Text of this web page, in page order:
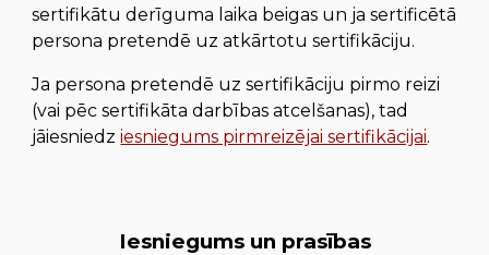
sertifikātu derīguma laika beigas un ja sertificētā
persona pretendē uz atkārtotu sertifikāciju.
Ja persona pretendē uz sertifikāciju pirmo reizi
(vai pēc sertifikāta darbības atcelšanas), tad
jāiesniedziesniegums pirmreizējai sertifikācijai.
Iesniegums un prasības